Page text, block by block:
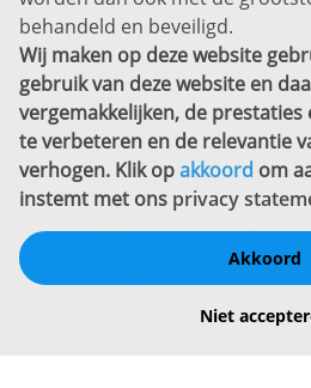
Bekijk ook eens
behandeld en beveiligd.
Wij maken op deze website
gebruik van deze website en
vergemakkelijken, de
te verbeteren en de relevantie
verhogen. Klik opakkoord om
instemt met ons privacy
Akkoord
Niet